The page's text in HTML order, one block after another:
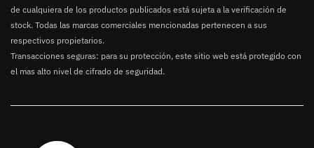
de cualquiera de los productos publicados está sujeta a la verificación de
stock. Todas las marcas comerciales mencionadas pertenecen a sus
respectivos propietarios.
Transacciones seguras: para su protección, este sitio web está protegido con
el mas alto nivel de cifrado de seguridad.